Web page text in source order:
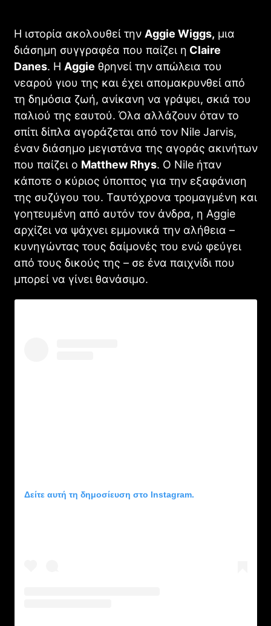
Blade Runner 2099: Πρώτο Teaser για τη Νέα Sci-Fi
Σειρά με τη Michelle Yeoh
STREAMING
Η ιστορία ακολουθεί την Aggie Wiggs, μια
διάσημη συγγραφέα που παίζει η Claire
Danes. Η Aggie θρηνεί την απώλεια του
νεαρού γιου της και έχει απομακρυνθεί από
τη δημόσια ζωή, ανίκανη να γράψει, σκιά του
παλιού της εαυτού. Όλα αλλάζουν όταν το
σπίτι δίπλα αγοράζεται από τον Nile Jarvis,
έναν διάσημο μεγιστάνα της αγοράς ακινήτων
που παίζει ο Matthew Rhys. Ο Nile ήταν
κάποτε ο κύριος ύποπτος για την εξαφάνιση
της συζύγου του. Ταυτόχρονα τρομαγμένη και
γοητευμένη από αυτόν τον άνδρα, η Aggie
αρχίζει να ψάχνει εμμονικά την αλήθεια –
κυνηγώντας τους δαίμονές του ενώ φεύγει
από τους δικούς της – σε ένα παιχνίδι που
μπορεί να γίνει θανάσιμο.
Δείτε αυτή τη δημοσίευση στο Instagram.